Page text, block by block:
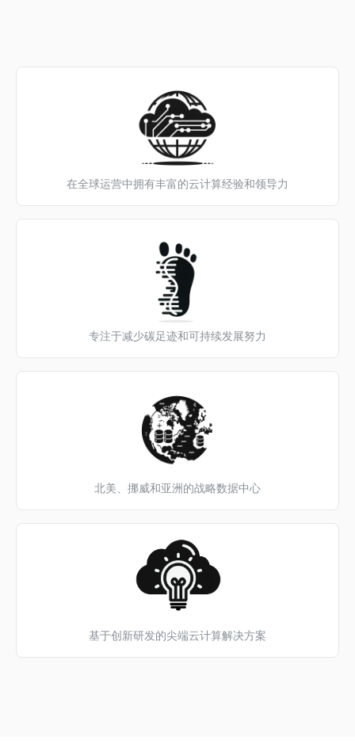
在全球运营中拥有丰富的云计算经验和领导力
专注于减少碳足迹和可持续发展努力
北美、挪威和亚洲的战略数据中心
基于创新研发的尖端云计算解决方案